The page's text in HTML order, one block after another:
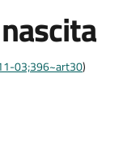
03;396~art30)